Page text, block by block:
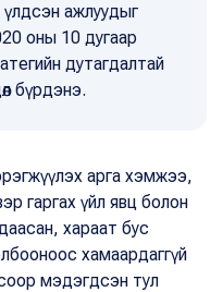
үлдсэн ажлуудыг
оны 10 дугаар
дутагдалтай
бүрдэнэ.
арга хэмжээ,
гаргах үйл явц болон
хараат бус
хамаардаггүй
мэдэгдсэн тул